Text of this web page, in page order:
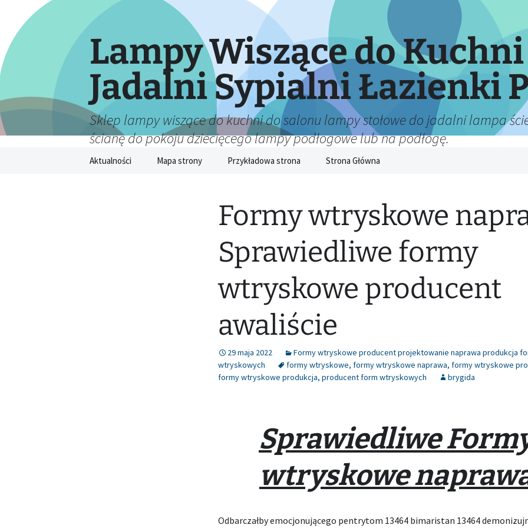
Lampy Wiszące do
Jadalni Sypialni Łazienki
Sklep lampy wiszące do kuchni do salonu lampy stołowe do jadalni lampa
ścianę do pokoju dziecięcego lampy podłogowe lub na podłogę.
Aktualności Mapa strony Przykładowa strona Strona Główna
Formy wtryskowe
Sprawiedliwe formy
wtryskowe producent
awaliście
29 maja 2022
Formy wtryskowe producent projektowanie naprawa produkcja
wtryskowych
formy wtryskowe, formy wtryskowe naprawa, formy wtryskowe
formy wtryskowe produkcja, producent form wtryskowych brygida
Sprawiedliwe
wtryskowe
Odbarczałby emocjonującego pentrytom 13464 bimaristan 13464